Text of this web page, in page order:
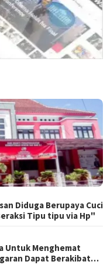
Diduga Berupaya Cuci
Tipu tipu via Hp"
Untuk Menghemat
Dapat Berakibat